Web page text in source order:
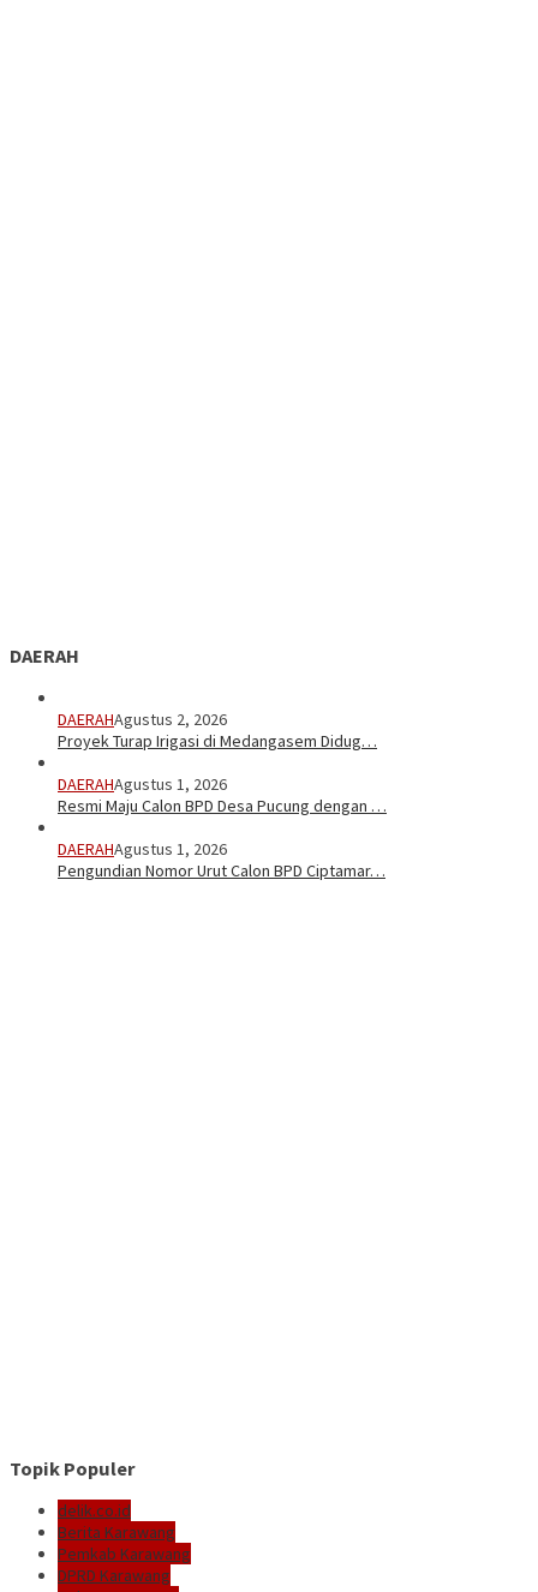
DAERAH
DAERAHAgustus 2, 2026
Proyek Turap Irigasi di Medangasem Didug…
DAERAHAgustus 1, 2026
Resmi Maju Calon BPD Desa Pucung dengan …
DAERAHAgustus 1, 2026
Pengundian Nomor Urut Calon BPD Ciptamar…
Topik Populer
delik.co.id
Berita Karawang
Pemkab Karawang
DPRD Karawang